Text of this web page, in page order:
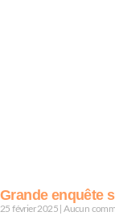
Grande enquête
25 février 2025 Aucun